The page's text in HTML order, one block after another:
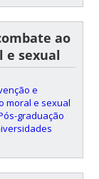
ao
e sexual
e
moral e sexual
graduação